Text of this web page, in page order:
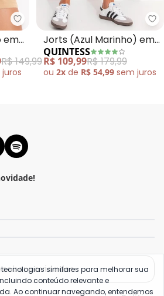
Quintess - Bermuda com
em
R$ 149,99
juros
Jorts (Azul Marinho) em
Alfaiataria
QUINTESS
R$ 109,99R$ 179,99
ou 2x de R$ 54,99 sem juros
novidades
tecnologias similares para melhorar sua
conteúdo relevante e
Ao continuar navegando, entendemos